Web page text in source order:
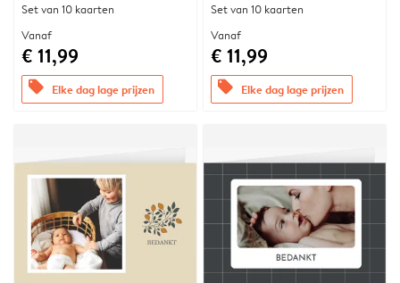
Set van 10 kaarten
Vanaf
€ 11,99
offers Elke dag lage prijzen
Set van 10 kaarten
Vanaf
€ 11,99
offers Elke dag lage prijzen